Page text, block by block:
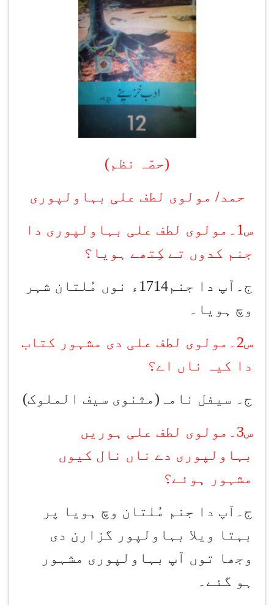
(حصّہ نظم)
حمد/ مولوی لطف علی بہاولپوری
س1۔مولوی لطف علی بہاولپوری دا
جنم کدوں تے کِتھے ہویا؟
ج۔آپ دا جنم1714ء نوں مُلتان شہر
وچ ہویا۔
س2۔مولوی لطف علی دی مشہور کتاب
دا کیہ ناں اے؟
ج۔ سیفل نامہ(مثنوی سیف الملوک)
س3۔مولوی لطف علی ہوریں
بہاولپوری دے ناں نال کیوں
مشہور ہوئے؟
ج۔آپ دا جنم مُلتان وچ ہویا پر
بہتا ویلا بہاولپور گزارن دی
وجھا توں آپ بہاولپوری مشہور
ہو گئے۔